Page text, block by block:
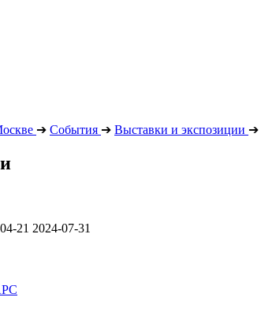
➔ События ➔ Выставки и экспозиции ➔
21 2024-07-31